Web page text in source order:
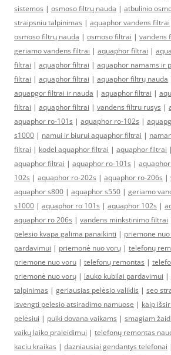
sistemos | osmoso filtrų nauda | atbulinio
straipsniu talpinimas | aquaphor vandens filtrai
osmoso filtrų nauda | osmoso filtrai | vandens
geriamo vandens filtrai | aquaphor filtrai |
filtrai | aquaphor filtrai | aquaphor namams ir
filtrai | aquaphor filtrai | aquaphor filtrų nauda
aquapgor filtrai ir nauda | aquaphor filtrai |
filtrai | aquaphor filtrai | vandens filtru rusys |
aquaphor ro-101s | aquaphor ro-102s |
s1000 | namui ir biurui aquaphor filtrai |
filtrai | kodel aquaphor filtrai | aquaphor filtrai |
aquaphor filtrai | aquaphor ro-101s |
102s | aquaphor ro-202s | aquaphor ro-206s |
aquaphor s800 | aquaphor s550 | geriamo
s1000 | aquaphor ro 101s | aquaphor 102s |
aquaphor ro 206s | vandens minkstinimo filtrai
pelesio kvapa galima panaikinti | priemone
pardavimui | priemonė nuo vorų | telefonų
priemone nuo voru | telefonų remontas |
priemonė nuo vorų | lauko kubilai pardavimui |
talpinimas | geriausias pelėsio valiklis | seo
isvengti pelesio atsiradimo namuose | kaip
pelėsiui | puiki dovana vaikams | smagiam
vaikų laiko praleidimui | telefonų remontas
kaciu kraikas | dazniausiai gendantys telefonai